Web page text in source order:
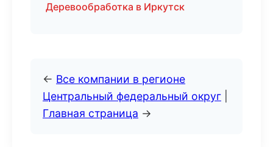
Деревообработка в Иркутск
← Все компании в регионе
Центральный федеральный округ
Главная страница →